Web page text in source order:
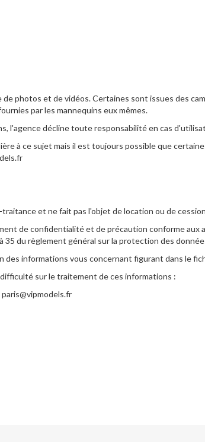
photos et de vidéos. Certaines sont issues des
par les mannequins eux mêmes.
l'agence décline toute responsabilité en cas
à ce sujet mais il est toujours possible que
et ne fait pas l'objet de location ou de
de confidentialité et de précaution conforme
35 du règlement général sur la protection des
des informations vous concernant figurant dans le
sur le traitement de ces informations :